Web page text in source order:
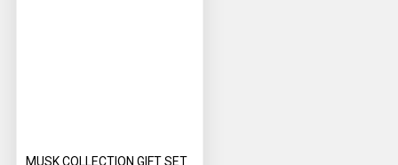
MUSK COLLECTION GIFT SET